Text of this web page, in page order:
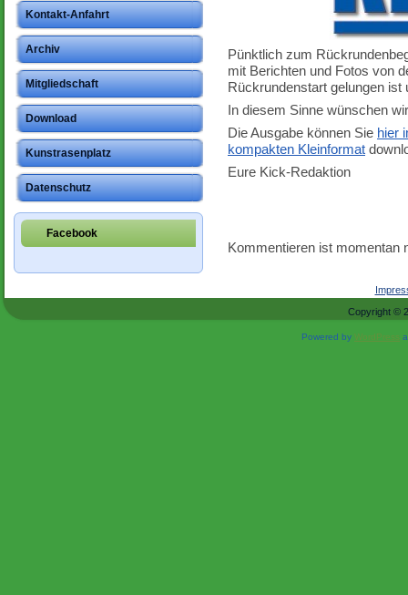
Kontakt-Anfahrt
Archiv
Mitgliedschaft
Download
Kunstrasenplatz
Datenschutz
Facebook
Pünktlich zum
mit Berichten und Fotos von
Rückrundenstart gelungen
In diesem Sinne wünschen
Die Ausgabe können Sie hier
kompakten Kleinformat
Eure Kick-Redaktion
Kommentieren ist momentan
Copyright ©
Powered by WordPress